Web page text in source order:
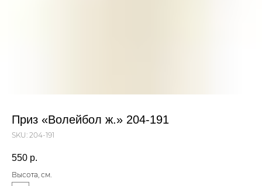
Приз «Волейбол ж.» 204-191
SKU: 204-191
550 р.
Высота, см.